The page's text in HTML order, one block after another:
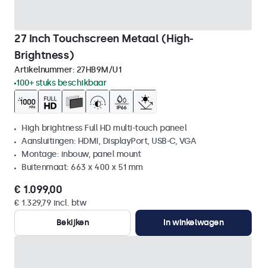
27 Inch Touchscreen Metaal (High-
Brightness)
Artikelnummer: 27HB9M/U1
100+ stuks beschikbaar
High brightness Full HD multi-touch paneel
Aansluitingen: HDMI, DisplayPort, USB-C, VGA
Montage: inbouw, panel mount
Buitenmaat: 663 x 400 x 51 mm
€ 1.099,00
€ 1.329,79 incl. btw
Bekijken
In winkelwagen